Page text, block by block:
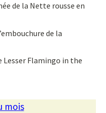
de la Nette rousse en
de la
Flamingo in the
mois